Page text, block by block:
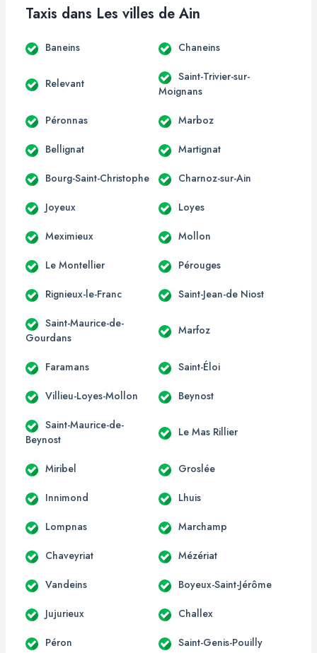
Taxis dans Les villes de Ain
Baneins Chaneins
Relevant
Saint-Trivier-sur-
Moignans
Péronnas Marboz
Bellignat Martignat
Bourg-Saint-Christophe Charnoz-sur-Ain
Joyeux Loyes
Meximieux Mollon
Le Montellier Pérouges
Rignieux-le-Franc Saint-Jean-de Niost
Saint-Maurice-de-
Gourdans
Marfoz
Faramans Saint-Éloi
Villieu-Loyes-Mollon Beynost
Saint-Maurice-de-
Beynost
Le Mas Rillier
Miribel Groslée
Innimond Lhuis
Lompnas Marchamp
Chaveyriat Mézériat
Vandeins Boyeux-Saint-Jérôme
Jujurieux Challex
Péron Saint-Genis-Pouilly